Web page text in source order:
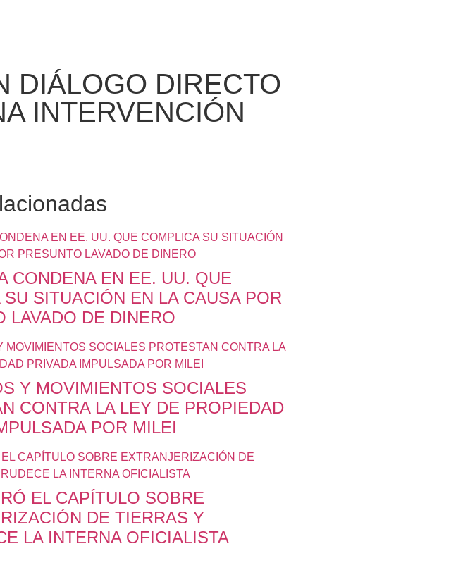
DIÁLOGO DIRECTO
INTERVENCIÓN
CONDENA EN EE. UU. QUE
SU SITUACIÓN EN LA CAUSA POR
LAVADO DE DINERO
Y MOVIMIENTOS SOCIALES
CONTRA LA LEY DE PROPIEDAD
POR MILEI
EL CAPÍTULO SOBRE
DE TIERRAS Y
LA INTERNA OFICIALISTA